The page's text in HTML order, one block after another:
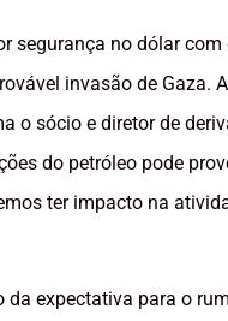
segurança no dólar
invasão de Gaza.
o sócio e diretor de
do petróleo pode
ter impacto na
expectativa para o